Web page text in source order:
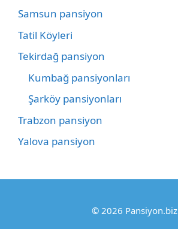
Samsun pansiyon
Tatil Köyleri
Tekirdağ pansiyon
Kumbağ pansiyonları
Şarköy pansiyonları
Trabzon pansiyon
Yalova pansiyon
© 2026 Pansiyon.biz